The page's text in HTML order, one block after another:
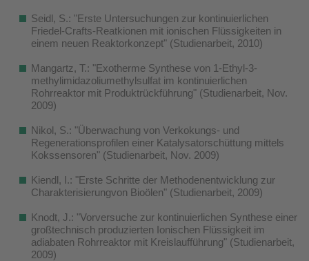
Seidl, S.: "Erste Untersuchungen zur kontinuierlichen
Friedel-Crafts-Reatkionen mit ionischen Flüssigkeiten in
einem neuen Reaktorkonzept" (Studienarbeit, 2010)
Mangartz, T.: "Exotherme Synthese von 1-Ethyl-3-
methylimidazoliumethylsulfat im kontinuierlichen
Rohrreaktor mit Produktrückführung" (Studienarbeit, Nov.
2009)
Nikol, S.: "Überwachung von Verkokungs- und
Regenerationsprofilen einer Katalysatorschüttung mittels
Kokssensoren" (Studienarbeit, Nov. 2009)
Kiendl, I.: "Erste Schritte der Methodenentwicklung zur
Charakterisierungvon Bioölen" (Studienarbeit, 2009)
Knodt, J.: "Vorversuche zur kontinuierlichen Synthese einer
großtechnisch produzierten Ionischen Flüssigkeit im
adiabaten Rohrreaktor mit Kreislaufführung" (Studienarbeit,
2009)